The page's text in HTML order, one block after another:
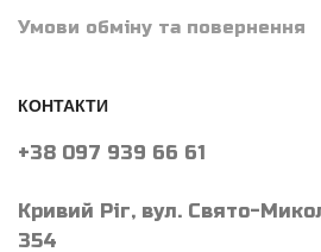
Умови обміну та повернення
КОНТАКТИ
+38 097 939 66 61
Кривий Ріг, вул. Свято-
354